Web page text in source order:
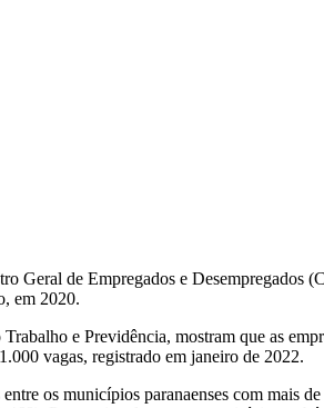
Geral de Empregados e
em 2020.
e Previdência, mostram que as
vagas, registrado em janeiro de 2022.
os municípios paranaenses com